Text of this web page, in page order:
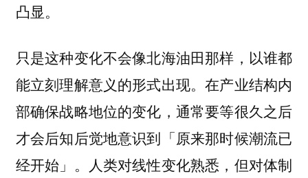
凸显。
只是这种变化不会像北海油田那样，以谁都
能立刻理解意义的形式出现。在产业结构内
部确保战略地位的变化，通常要等很久之后
才会后知后觉地意识到「原来那时候潮流已
经开始」。人类对线性变化熟悉，但对体制